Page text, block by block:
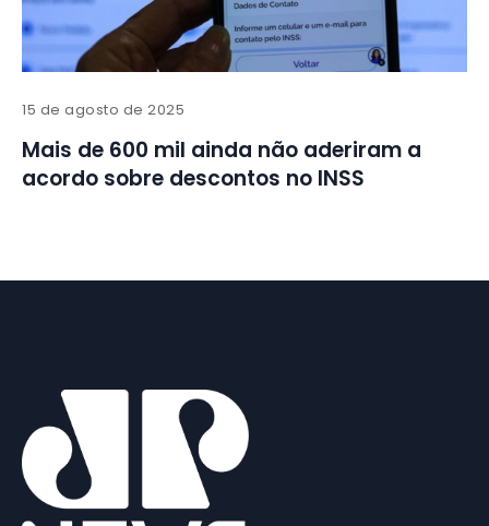
15 de agosto de 2025
Mais de 600 mil ainda não aderiram a
acordo sobre descontos no INSS